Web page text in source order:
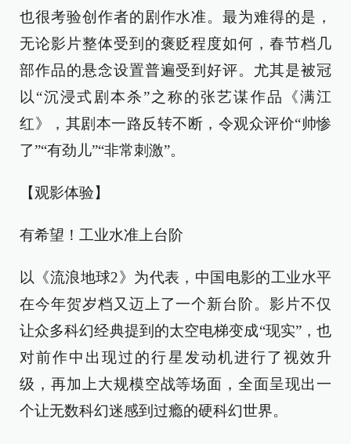
也很考验创作者的剧作水准。最为难得的是，
无论影片整体受到的褒贬程度如何，春节档几
部作品的悬念设置普遍受到好评。尤其是被冠
以“沉浸式剧本杀”之称的张艺谋作品《满江
红》，其剧本一路反转不断，令观众评价“帅惨
了”“有劲儿”“非常刺激”。
【观影体验】
有希望！工业水准上台阶
以《流浪地球2》为代表，中国电影的工业水平
在今年贺岁档又迈上了一个新台阶。影片不仅
让众多科幻经典提到的太空电梯变成“现实”，也
对前作中出现过的行星发动机进行了视效升
级，再加上大规模空战等场面，全面呈现出一
个让无数科幻迷感到过瘾的硬科幻世界。